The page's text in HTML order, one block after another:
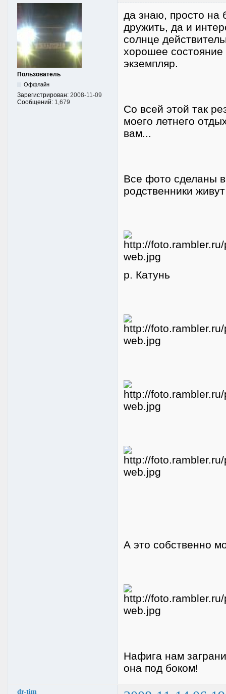
Пользователь
Оффлайн
Зарегистрирован: 2008-11-09
Сообщений: 1,679
да знаю, просто на
дружить, да и
солнце
хорошее состояние
экземпляр.
Со всей этой так
моего летнего
вам...
Все фото сделаны
родственники живут
р. Катунь
А это собственно
Нафига нам
она под боком!
dr-tim